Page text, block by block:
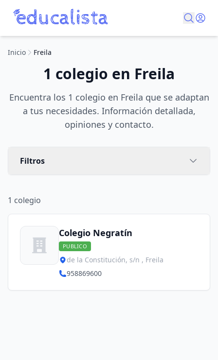
Inicio Freila
1 colegio en Freila
Encuentra los 1 colegio en Freila que se adaptan
a tus necesidades. Información detallada,
opiniones y contacto.
Filtros
1 colegio
Colegio Negratín
PUBLICO
de la Constitución, s/n , Freila
958869600